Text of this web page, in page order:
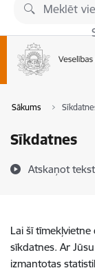
Pāriet uz lapas
Sākums
Sīkdatnes
Atskaņot
Lai šī
sīkdatnes. Ar
izmantotas